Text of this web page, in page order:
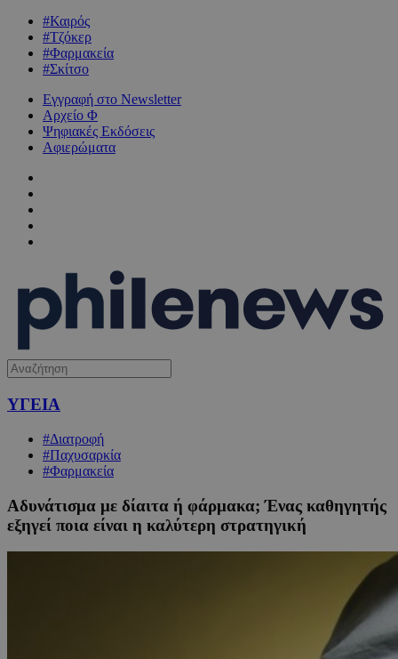
#Καιρός
#Τζόκερ
#Φαρμακεία
#Σκίτσο
Εγγραφή στο Newsletter
Αρχείο Φ
Ψηφιακές Εκδόσεις
Αφιερώματα
ΥΓΕΙΑ
#Διατροφή
#Παχυσαρκία
#Φαρμακεία
Αδυνάτισμα με δίαιτα ή φάρμακα; Ένας καθηγητής
εξηγεί ποια είναι η καλύτερη στρατηγική